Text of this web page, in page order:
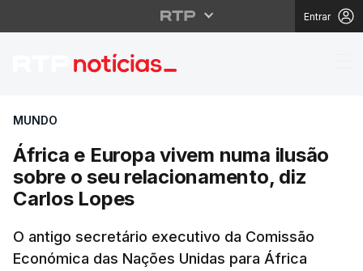
Entrar
África e Europa
MUNDO
África e Europa vivem numa ilusão
sobre o seu relacionamento, diz
Carlos Lopes
O antigo secretário executivo da Comissão
Económica das Nações Unidas para África